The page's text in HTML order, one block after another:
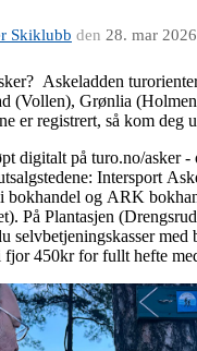
Skiklubb den 28. mar 2026
Askeladden
(Vollen), Grønlia
er registrert, så kom deg
digitalt på turo.no/asker
Intersport
og ARK
På Plantasjen
selvbetjeningskasser med
fjor 450kr for fullt hefte